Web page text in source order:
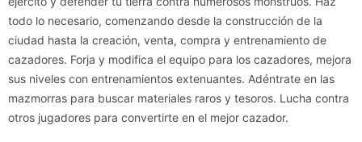
todo lo necesario, comenzando desde la construcción de la
ciudad hasta la creación, venta, compra y entrenamiento de
cazadores. Forja y modifica el equipo para los cazadores, mejora
sus niveles con entrenamientos extenuantes. Adéntrate en las
mazmorras para buscar materiales raros y tesoros. Lucha contra
otros jugadores para convertirte en el mejor cazador.